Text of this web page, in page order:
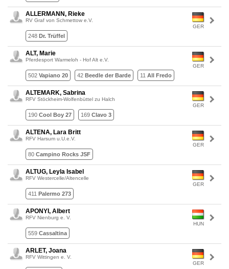
GER
ALLERMANN, Rieke
RV Graf von Schmettow e.V.
248 Dr. Trüffel
GER
ALT, Marie
Pferdesport Warmeloh - Hof Alt e.V.
502 Vapiano 20 42 Beedle der Barde 11 All Fredo
GER
ALTEMARK, Sabrina
RFV Stöckheim-Wolfenbüttel zu Halch
190 Cool Boy 27 169 Clavo 3
GER
ALTENA, Lara Britt
RFV Harsum u.U.e.V.
80 Campino Rocks JSF
GER
ALTUG, Leyla Isabel
RFV Westercelle/Altencelle
411 Palermo 273
HUN
APONYI, Albert
RFV Nienburg e. V.
559 Cassaltina
GER
ARLET, Joana
RFV Wittingen e. V.